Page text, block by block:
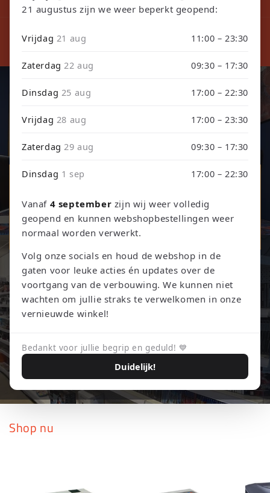
Consoles : Verbouwing2026
⚠️ PLEASE NOTE: Orders placed from August 4 through
September 3 will be shipped on September 4 due to our
Retro Games, Consoles & TCG
Ontdek onze collectie retro games, refurbished consoles en
Trading Card Games
TCG Events
Shop nu
21 augustus zijn we weer beperkt geopend:
Vrijdag 21 aug 11:00 – 23:30
Zaterdag22 aug 09:30 – 17:30
Dinsdag 25 aug 17:00 – 22:30
Vrijdag 28 aug 17:00 – 23:30
Zaterdag29 aug 09:30 – 17:30
Dinsdag 1 sep 17:00 – 22:30
Vanaf 4 september zijn wij weer volledig
geopend en kunnen webshopbestellingen weer
normaal worden verwerkt.
Volg onze socials en houd de webshop in de
gaten voor leuke acties én updates over de
voortgang van de verbouwing. We kunnen niet
wachten om jullie straks te verwelkomen in onze
vernieuwde winkel!
Bedankt voor jullie begrip en geduld! 💙
Duidelijk!